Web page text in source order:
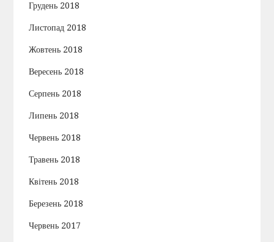
Грудень 2018
Листопад 2018
Жовтень 2018
Вересень 2018
Серпень 2018
Липень 2018
Червень 2018
Травень 2018
Квітень 2018
Березень 2018
Червень 2017